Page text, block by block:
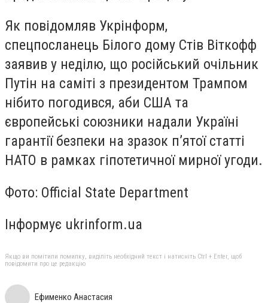
Як повідомляв Укрінформ,
спецпосланець Білого дому Стів Віткофф
заявив у неділю, що російський очільник
Путін на саміті з президентом Трампом
нібито погодився, аби США та
європейські союзники надали Україні
гарантії безпеки на зразок п’ятої статті
НАТО в рамках гіпотетичної мирної угоди.
Фото: Official State Department
Інформує ukrinform.ua
Якщо ви помітили помилку, виділіть необхідний текст і натисніть Ctrl + Enter, щоб
повідомити про це редакцію
Ефименко Анастасия